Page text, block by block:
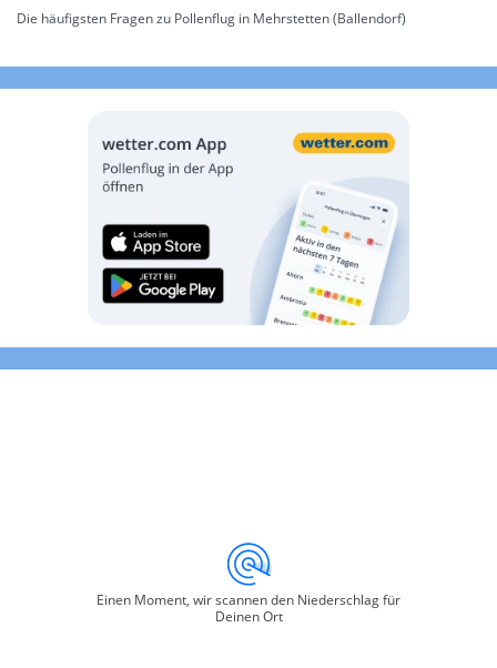
Die häufigsten Fragen zu Pollenflug in Mehrstetten (Ballendorf)
Einen Moment, wir scannen den Niederschlag für
Deinen Ort